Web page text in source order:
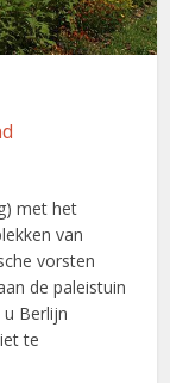
met het
van
vorsten
de paleistuin
Berlijn
te